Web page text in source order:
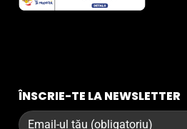
ÎNSCRIE-TE LA NEWSLETTER